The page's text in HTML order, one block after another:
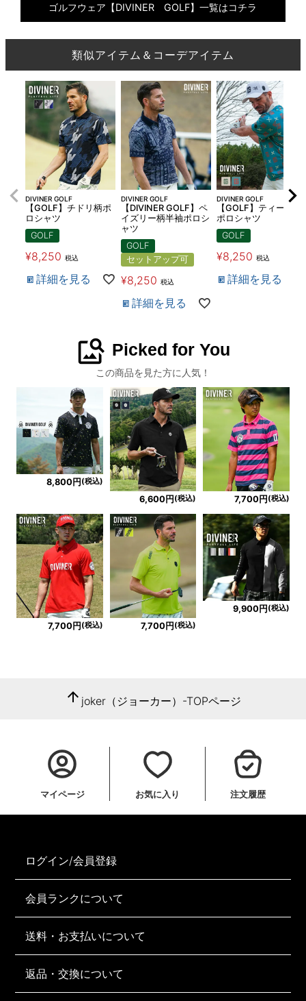
ゴルフウェア【DIVINER GOLF】一覧はコチラ
類似アイテム＆コーデアイテム
DIVINER GOLF
【GOLF】チドリ柄ポ
ロシャツ
GOLF
¥8,250 税込
詳細を見る
DIVINER GOLF
【DIVINER GOLF】ペ
イズリー柄半袖ポロシ
ャツ
GOLF
セットアップ可
¥8,250 税込
詳細を見る
DIVINER GOLF
【GOLF】ティー総柄
ポロシャツ
GOLF
¥8,250 税込
詳細を見る
image_search Picked for You
この商品を見た方に人気！
8,800円 (税込)
6,600円 (税込) 7,700円 (税込)
7,700円 (税込) 7,700円 (税込)
9,900円 (税込)
arrow_upward joker（ジョーカー）-TOPページ
マイページ お気に入り 注文履歴
ログイン/会員登録
会員ランクについて
送料・お支払いについて
返品・交換について